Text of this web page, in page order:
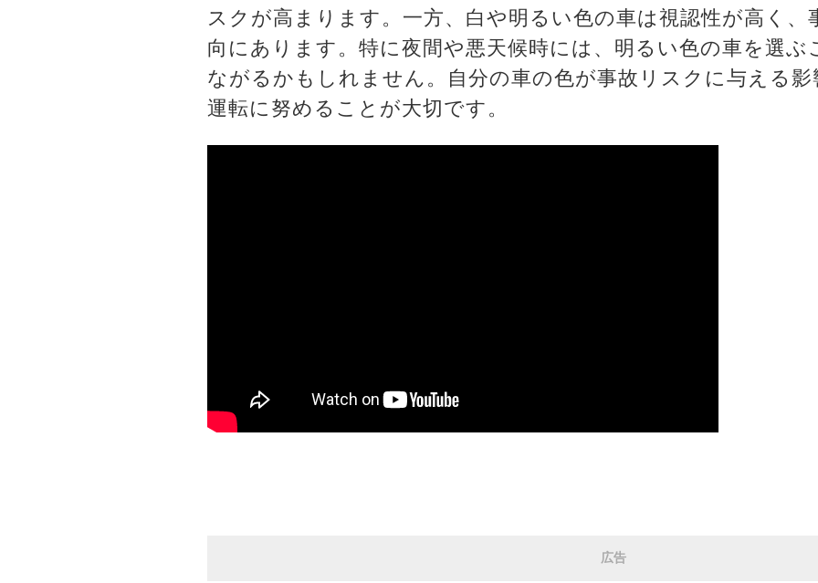
スクが高まります。一方、白や明るい色の車は視認性が高く、
向にあります。特に夜間や悪天候時には、明るい色の車を選ぶ
ながるかもしれません。自分の車の色が事故リスクに与える影
運転に努めることが大切です。
広告